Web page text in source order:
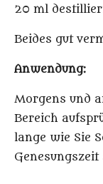
20 ml
Beides gut
Anwendung:
Morgens und
Bereich
lange wie Sie